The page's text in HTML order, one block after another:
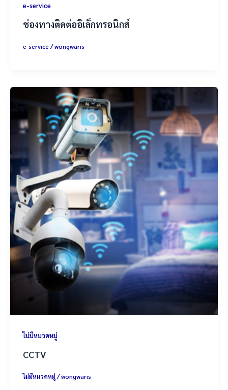
e-service
ช่องทางติดต่ออิเล็กทรอนิกส์
e-service /wongwaris
ไม่มีหมวดหมู่
CCTV
ไม่มีหมวดหมู่ /wongwaris